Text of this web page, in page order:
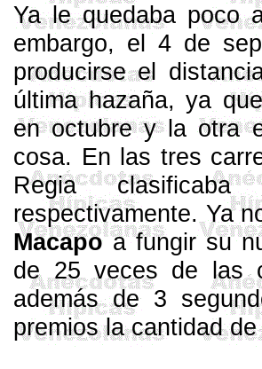
Ya le quedaba poco
embar­go, el 4 de
producirse el
última hazaña, ya
en octubre y la otra
cosa. En las tres
Regia
respectivamente. Ya
Macapoa fungir su
de 25 veces de las
además de 3
premios la cantidad